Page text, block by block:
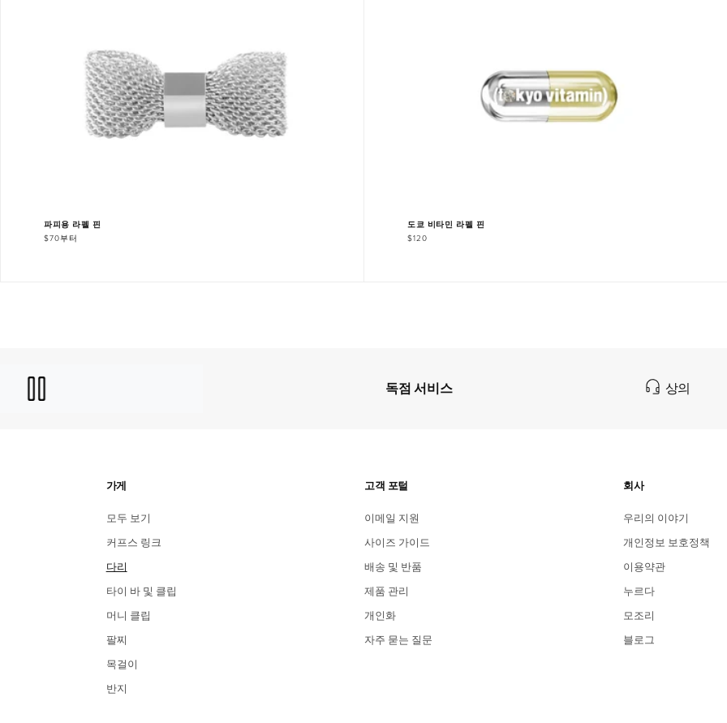
파피용 라펠 핀
$70부터
도쿄 비타민 라펠 핀
$120
선물 포장
가게
모두 보기
커프스 링크
다리
타이 바 및 클립
머니 클립
팔찌
목걸이
반지
고객 포털
이메일 지원
사이즈 가이드
배송 및 반품
제품 관리
개인화
자주 묻는 질문
회사
우리의 이야기
개인정보 보호정책
이용약관
누르다
모조리
블로그